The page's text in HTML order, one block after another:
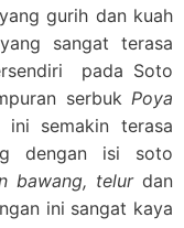
gurih dan kuah
sangat terasa
pada Soto
serbuk Poya
ini semakin terasa
dengan isi soto
bawang, telurdan
ini sangat kaya